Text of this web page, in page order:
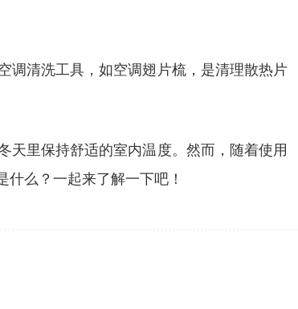
调清洗工具，如空调翅片梳，是清理散热片
天里保持舒适的室内温度。然而，随着使用
么？一起来了解一下吧！